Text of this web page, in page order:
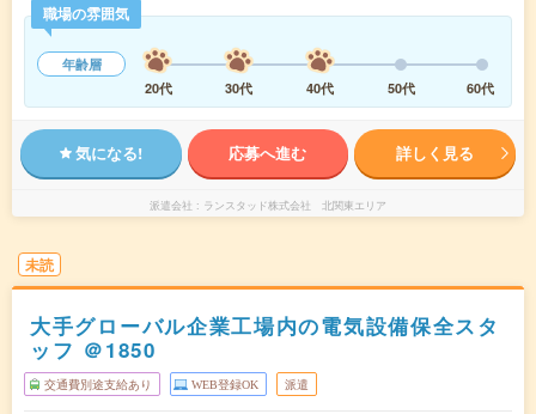
職場の雰囲気
年齢層
20代
30代 40代 50代 60代
気になる! 応募へ進む 詳しく見る
派遣会社 ランスタッド株式会社 北関東エリア
未読
大手グローバル企業工場内の電気設備保全スタ
ッフ ＠1850
交通費別途支給あり WEB登録OK 派遣